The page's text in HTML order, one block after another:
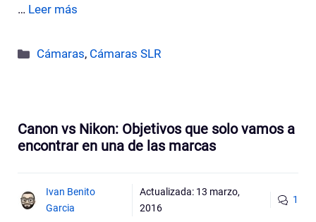
… Leer más
Categorías
Cámaras, Cámaras SLR
Canon vs Nikon: Objetivos que solo vamos a
encontrar en una de las marcas
Ivan Benito
Garcia
Actualizada: 13 marzo,
2016
1